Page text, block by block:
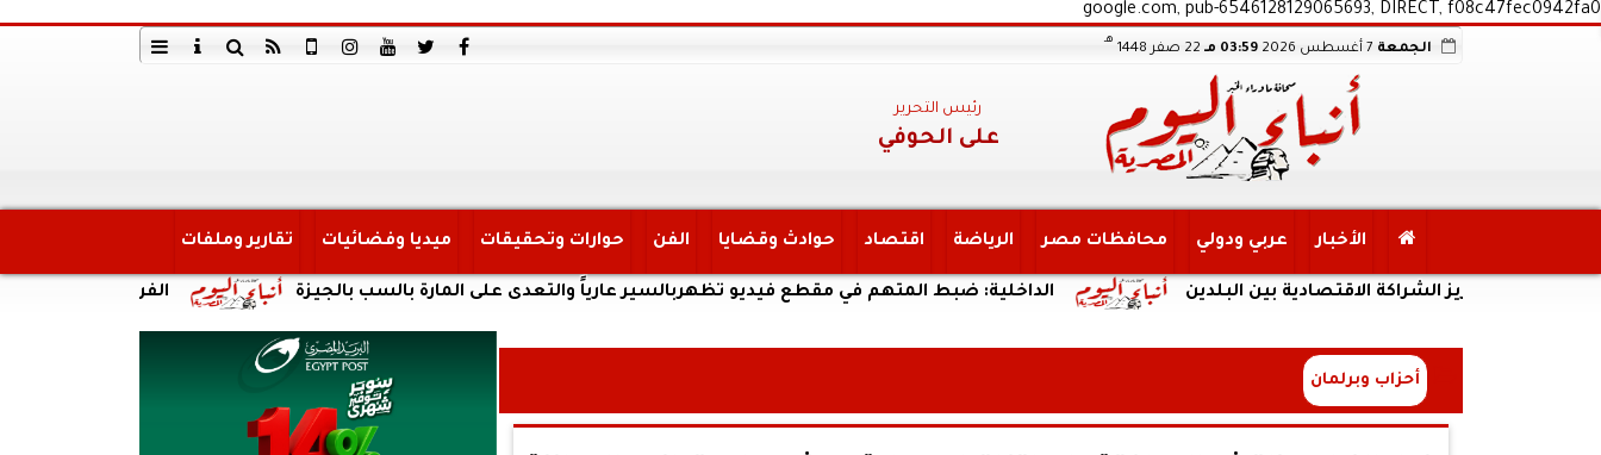
google.com, pub-6546128129065693, DIRECT, f08c47fec0942fa0
الجمعة 03:59 مـ 22 صفر 1448
هـ
رئيس التحرير
على الحوفي
الأخبار عربي ودولي محافظات مصر الرياضة اقتصاد حوادث وقضايا الفن حوارات وتحقيقات ميديا وفضائيات تقارير وملفات
الفريق أسامة ربيع يكشف الداخلية: ضبط المتهم في مقطع فيديو تظهربالسير عارياً والتعدى على المارة بالسب بالجيزة الشراكة الاقتصادية بين البلدين
أحزاب وبرلمان